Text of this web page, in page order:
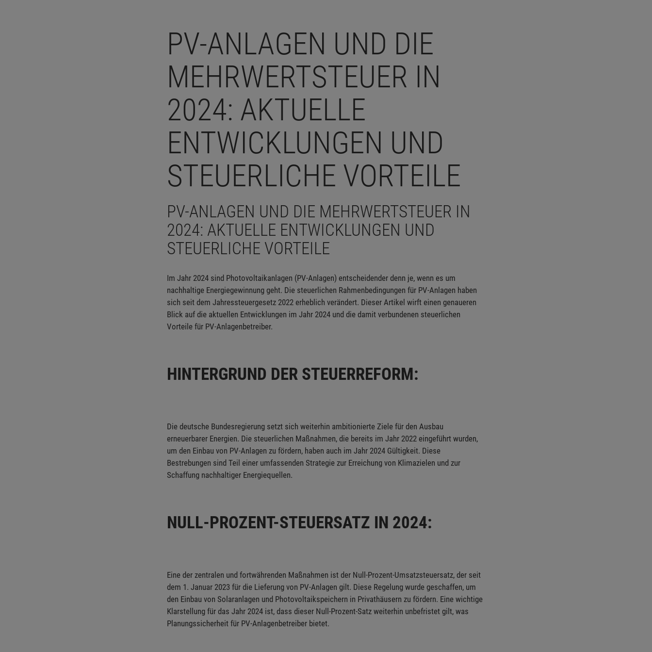
PV-ANLAGEN UND DIE
MEHRWERTSTEUER IN
2024: AKTUELLE
ENTWICKLUNGEN UND
STEUERLICHE VORTEILE
PV-ANLAGEN UND DIE MEHRWERTSTEUER IN
2024: AKTUELLE ENTWICKLUNGEN UND
STEUERLICHE VORTEILE
Im Jahr 2024 sind Photovoltaikanlagen (PV-Anlagen) entscheidender denn je, wenn es um
nachhaltige Energiegewinnung geht. Die steuerlichen Rahmenbedingungen für PV-Anlagen haben
sich seit dem Jahressteuergesetz 2022 erheblich verändert. Dieser Artikel wirft einen genaueren
Blick auf die aktuellen Entwicklungen im Jahr 2024 und die damit verbundenen steuerlichen
Vorteile für PV-Anlagenbetreiber.
HINTERGRUND DER STEUERREFORM:
Die deutsche Bundesregierung setzt sich weiterhin ambitionierte Ziele für den Ausbau
erneuerbarer Energien. Die steuerlichen Maßnahmen, die bereits im Jahr 2022 eingeführt wurden,
um den Einbau von PV-Anlagen zu fördern, haben auch im Jahr 2024 Gültigkeit. Diese
Bestrebungen sind Teil einer umfassenden Strategie zur Erreichung von Klimazielen und zur
Schaffung nachhaltiger Energiequellen.
NULL-PROZENT-STEUERSATZ IN 2024:
Eine der zentralen und fortwährenden Maßnahmen ist der Null-Prozent-Umsatzsteuersatz, der seit
dem 1. Januar 2023 für die Lieferung von PV-Anlagen gilt. Diese Regelung wurde geschaffen, um
den Einbau von Solaranlagen und Photovoltaikspeichern in Privathäusern zu fördern. Eine wichtige
Klarstellung für das Jahr 2024 ist, dass dieser Null-Prozent-Satz weiterhin unbefristet gilt, was
Planungssicherheit für PV-Anlagenbetreiber bietet.